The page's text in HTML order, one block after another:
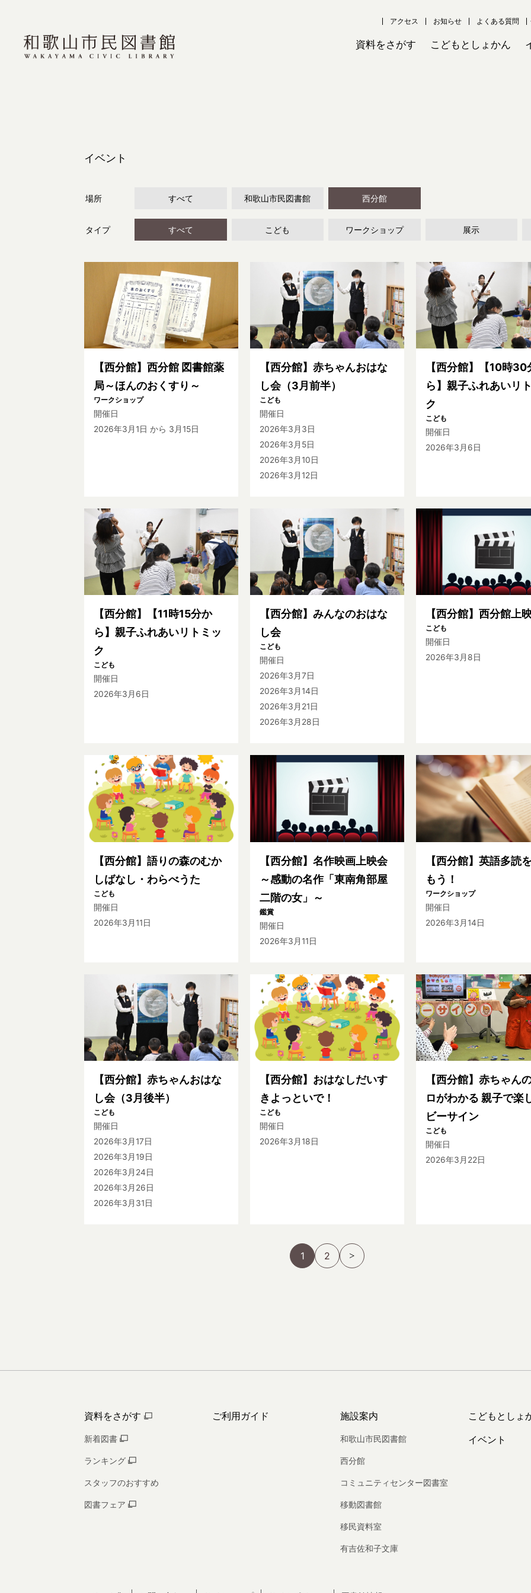
アクセス お知らせ よくある質問
資料をさがす こどもとしょかん
イベント
場所 すべて 和歌山市民図書館 西分館
タイプ すべて こども ワークショップ 展示
【西分館】西分館 図書館薬
局～ほんのおくすり～
ワークショップ
開催日
2026年3月1日 から 3月15日
【西分館】赤ちゃんおはな
し会（3月前半）
こども
開催日
2026年3月3日
2026年3月5日
2026年3月10日
2026年3月12日
【西分館】【10時30
ら】親子ふれあいリ
ク
こども
開催日
2026年3月6日
【西分館】【11時15分か
ら】親子ふれあいリトミッ
ク
こども
開催日
2026年3月6日
【西分館】みんなのおはな
し会
こども
開催日
2026年3月7日
2026年3月14日
2026年3月21日
2026年3月28日
【西分館】西分館上
こども
開催日
2026年3月8日
【西分館】語りの森のむか
しばなし・わらべうた
こども
開催日
2026年3月11日
【西分館】名作映画上映会
～感動の名作「東南角部屋
二階の女」～
鑑賞
開催日
2026年3月11日
【西分館】英語多読
もう！
ワークショップ
開催日
2026年3月14日
【西分館】赤ちゃんおはな
し会（3月後半）
こども
開催日
2026年3月17日
2026年3月19日
2026年3月24日
2026年3月26日
2026年3月31日
【西分館】おはなしだいす
きよっといで！
こども
開催日
2026年3月18日
【西分館】赤ちゃん
ロがわかる 親子で楽
ビーサイン
こども
開催日
2026年3月22日
1 2
資料をさがす
新着図書
ランキング
スタッフのおすすめ
図書フェア
ご利用ガイド 施設案内
和歌山市民図書館
西分館
コミュニティセンター図書室
移動図書館
移民資料室
有吉佐和子文庫
こどもとしょ
イベント